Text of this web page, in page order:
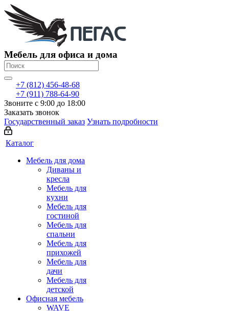
Мебель для офиса и дома
+7 (812) 456-48-68
+7 (911) 788-64-90
Звоните с 9:00 до 18:00
Заказать звонок
Государственный заказ Узнать подробности
Каталог
Мебель для дома
Диваны и
кресла
Мебель для
кухни
Мебель для
гостиной
Мебель для
спальни
Мебель для
прихожей
Мебель для
дачи
Мебель для
детской
Офисная мебель
WAVE